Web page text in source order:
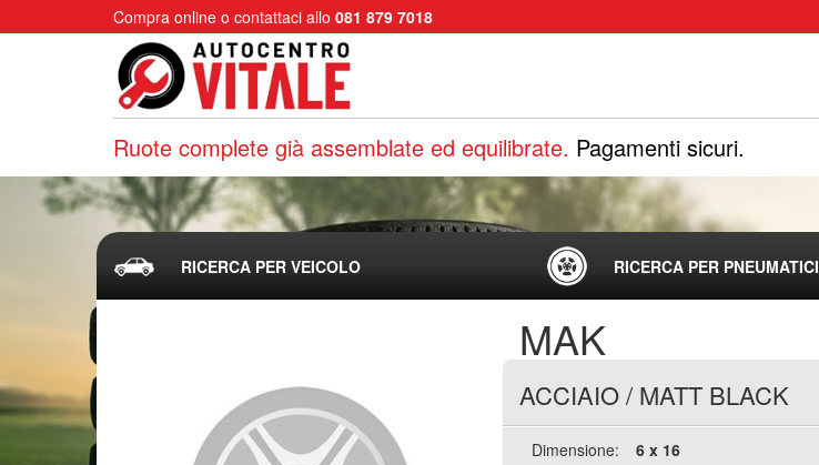
Compra online o contattaci allo 081 879 7018
Ruote complete già assemblate ed equilibrate. Pagamenti sicuri.
RICERCA PER VEICOLO RICERCA PER PNEUMATICI
MAK
ACCIAIO/ MATT BLACK
Dimensione:
6 x 16